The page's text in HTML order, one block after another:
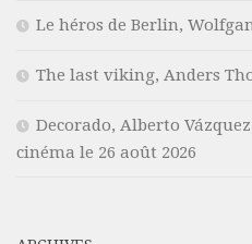
Le héros de Berlin,
The last viking, Anders
Decorado, Alberto
cinéma le 26 août 2026